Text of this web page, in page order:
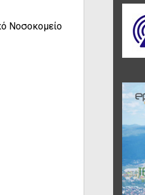
Νοσοκομείο